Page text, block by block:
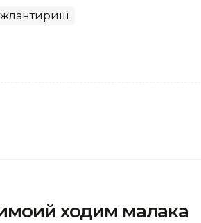
ходим малака